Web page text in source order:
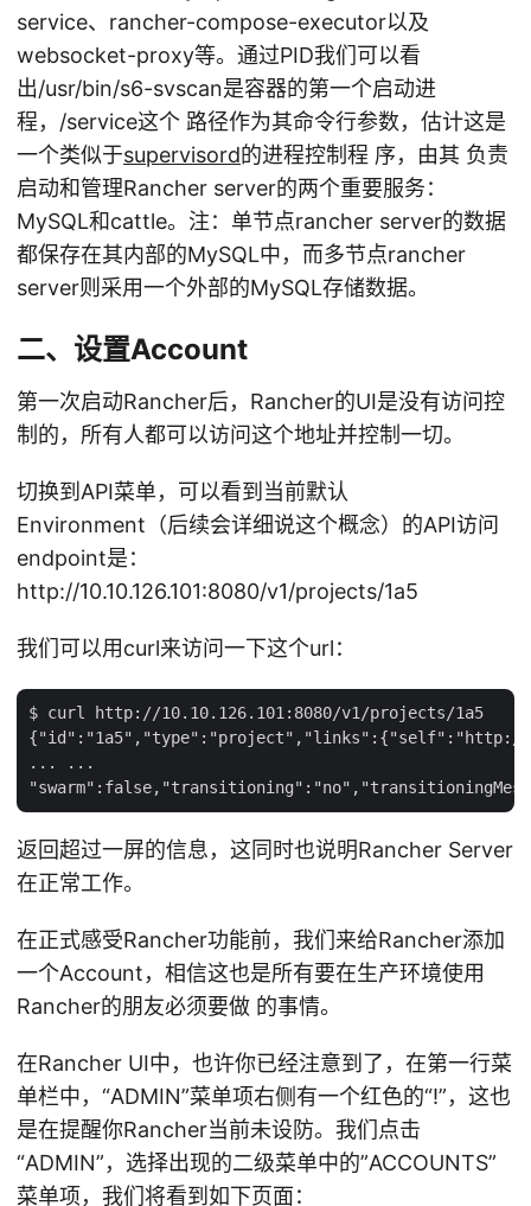
service、rancher-compose-executor以及
websocket-proxy等。通过PID我们可以看
出/usr/bin/s6-svscan是容器的第一个启动进
程，/service这个 路径作为其命令行参数，估计这是
一个类似于supervisord的进程控制程 序，由其 负责
启动和管理Rancher server的两个重要服务：
MySQL和cattle。注：单节点rancher server的数据
都保存在其内部的MySQL中，而多节点rancher
server则采用一个外部的MySQL存储数据。
二、设置Account
第一次启动Rancher后，Rancher的UI是没有访问控
制的，所有人都可以访问这个地址并控制一切。
切换到API菜单，可以看到当前默认
Environment（后续会详细说这个概念）的API访问
endpoint是：
http://10.10.126.101:8080/v1/projects/1a5
我们可以用curl来访问一下这个url：
$ curl http://10.10.126.101:8080/v1/projects/1a5
{"id":"1a5","type":"project","links":{"self":"http://
... ...
返回超过一屏的信息，这同时也说明Rancher Server
在正常工作。
在正式感受Rancher功能前，我们来给Rancher添加
一个Account，相信这也是所有要在生产环境使用
Rancher的朋友必须要做 的事情。
在Rancher UI中，也许你已经注意到了，在第一行菜
单栏中，“ADMIN”菜单项右侧有一个红色的“!”，这也
是在提醒你Rancher当前未设防。我们点击
“ADMIN”，选择出现的二级菜单中的”ACCOUNTS”
菜单项，我们将看到如下页面：